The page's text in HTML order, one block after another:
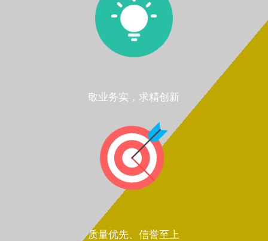
敬业务实，求精创新
质量优先、信誉至上